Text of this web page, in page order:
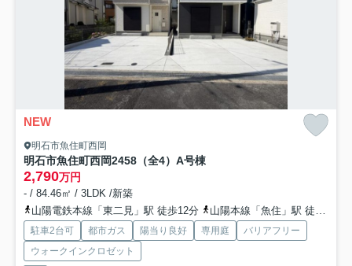
NEW
明石市魚住町西岡
明石市魚住町西岡2458（全4）A号棟
2,790万円
- / 84.46㎡ / 3LDK /新築
山陽電鉄本線「東二見」駅 徒歩12分
山陽本線「魚住」駅 徒歩15分
駐車2台可 都市ガス 陽当り良好 専用庭
バリアフリー
ウォークインクロゼット